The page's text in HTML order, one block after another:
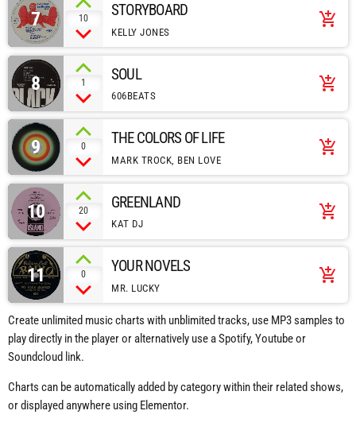
7 10 STORYBOARD
KELLY JONES
add_shopping_cart
8 1 SOUL
606BEATS
add_shopping_cart
9 0 THE COLORS OF LIFE
MARK TROCK, BEN LOVE
add_shopping_cart
10 20 GREENLAND
KAT DJ
add_shopping_cart
11 0 YOUR NOVELS
MR. LUCKY
add_shopping_cart
Create unlimited music charts with unblimited tracks, use MP3 samples to
play directly in the player or alternatively use a Spotify, Youtube or
Soundcloud link.
Charts can be automatically added by category within their related shows,
or displayed anywhere using Elementor.